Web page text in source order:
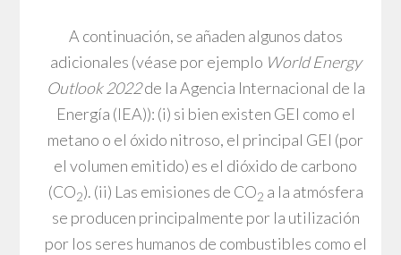
A continuación, se añaden algunos datos
adicionales (véase por ejemplo World Energy
Outlook 2022de la Agencia Internacional de la
Energía (IEA)): (i) si bien existen GEI como el
metano o el óxido nitroso, el principal GEI (por
el volumen emitido) es el dióxido de carbono
(CO2). (ii) Las emisiones de CO2 a la atmósfera
se producen principalmente por la utilización
por los seres humanos de combustibles como el